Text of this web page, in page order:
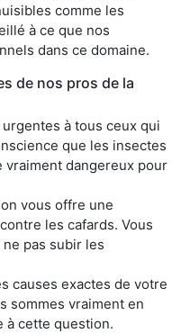
comme les
à ce que nos
dans ce domaine.
de nos pros de la
à tous ceux qui
que les insectes
vraiment dangereux pour
vous offre une
les cafards. Vous
pas subir les
causes exactes de votre
sommes vraiment en
à cette question.